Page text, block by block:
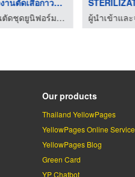
โรงงานตัดเสื้อกาวน์ ...
ร้านตัดชุดยูนิฟอร์ม โรงงานผลิตชุดยูนิฟอร์ม
Our products
Thailand YellowPages
YellowPages Online Service
YellowPages Blog
Green Card
YP Chatbot